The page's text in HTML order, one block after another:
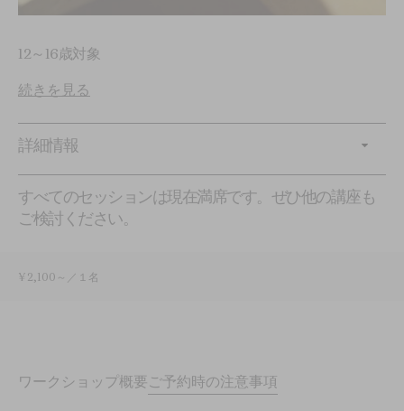
12～16歳対象
続きを見る
詳細情報
すべてのセッションは現在満席です。ぜひ他の講座も
ご検討ください。
¥ 2,100～／１名
ワークショップ概要ご予約時の注意事項